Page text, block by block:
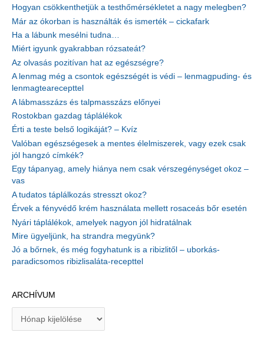
Hogyan csökkenthetjük a testhőmérsékletet a nagy melegben?
Már az ókorban is használták és ismerték – cickafark
Ha a lábunk mesélni tudna…
Miért igyunk gyakrabban rózsateát?
Az olvasás pozitívan hat az egészségre?
A lenmag még a csontok egészségét is védi – lenmagpuding- és
lenmagtearecepttel
A lábmasszázs és talpmasszázs előnyei
Rostokban gazdag táplálékok
Érti a teste belső logikáját? – Kvíz
Valóban egészségesek a mentes élelmiszerek, vagy ezek csak
jól hangzó címkék?
Egy tápanyag, amely hiánya nem csak vérszegénységet okoz –
vas
A tudatos táplálkozás stresszt okoz?
Érvek a fényvédő krém használata mellett rosaceás bőr esetén
Nyári táplálékok, amelyek nagyon jól hidratálnak
Mire ügyeljünk, ha strandra megyünk?
Jó a bőrnek, és még fogyhatunk is a ribizlitől – uborkás-
paradicsomos ribizlisaláta-recepttel
ARCHÍVUM